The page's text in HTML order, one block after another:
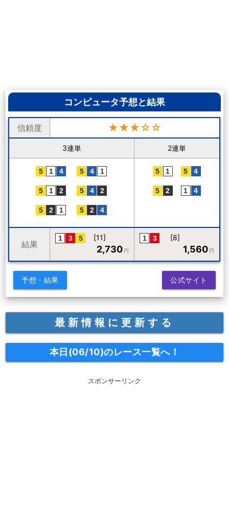
コンピュータ予想と結果
信頼度 ★★★☆☆
3連単 2連単
結果
[11]
2,730 円
[8]
1,560 円
予想・結果 公式サイト
最新情報に更新する
本日(06/10)のレース一覧へ！
スポンサーリンク